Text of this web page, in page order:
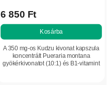
6 850 Ft
Kosárba
A 350 mg-os Kudzu kivonat kapszula
koncentrált Pueraria montana
gyökérkivonatot (10:1) és B1-vitamint